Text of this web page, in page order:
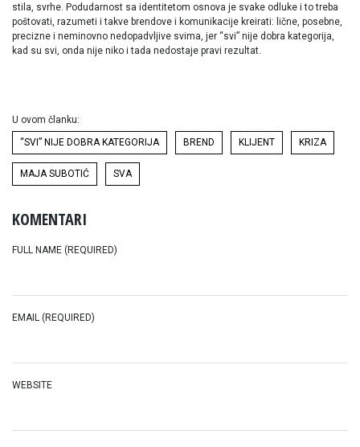
stila, svrhe. Podudarnost sa identitetom osnova je svake odluke i to treba
poštovati, razumeti i takve brendove i komunikacije kreirati: lične, posebne,
precizne i neminovno nedopadvljive svima, jer “svi” nije dobra kategorija,
kad su svi, onda nije niko i tada nedostaje pravi rezultat.
U ovom članku:
“SVI” NIJE DOBRA KATEGORIJA BREND KLIJENT KRIZA
MAJA SUBOTIĆ SVA
KOMENTARI
FULL NAME (REQUIRED)
EMAIL (REQUIRED)
WEBSITE